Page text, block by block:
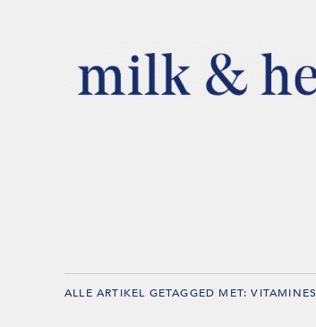
ALLE ARTIKEL GETAGGED MET:VITAMINES